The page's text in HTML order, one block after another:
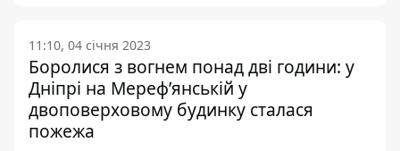
11:10, 04 січня 2023
Боролися з вогнем понад дві години: у
Дніпрі на Мереф’янській у
двоповерховому будинку сталася
пожежа